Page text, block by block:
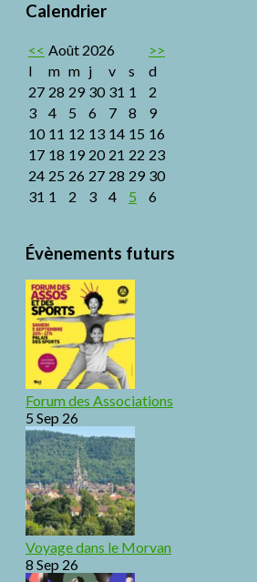
Calendrier
<< Août 2026
>>
l
m m j v s
d
27 28 29 30 31 1
2
3
4 5 6 7 8
9
10 11 12 13 14 15 16
17 18 19 20 21 22 23
24 25 26 27 28 29 30
31 1 2 3 4 5 6
Évènements futurs
Forum des Associations
5 Sep 26
Voyage dans le Morvan
8 Sep 26